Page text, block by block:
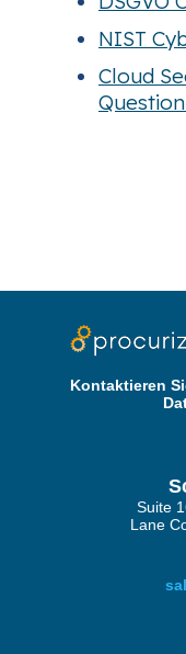
NIST
Cloud
Kontaktieren
Suite
Lane